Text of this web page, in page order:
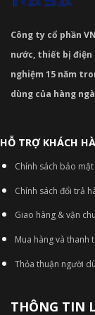
Công ty cổ phần
nước, thiết bị điện
nghiệm 15 năm
dùng của hàng
HỖ TRỢ KHÁCH
Chính sách bảo mật
Chính sách đổi trả
Giao hàng & vận
Mua hàng và thanh
Thỏa thuận người
THÔNG TIN